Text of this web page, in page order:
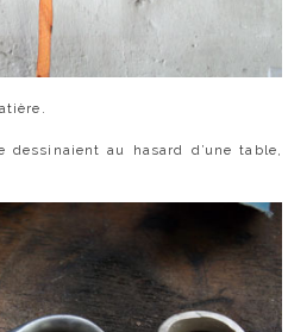
dessinaient au hasard d’une table,